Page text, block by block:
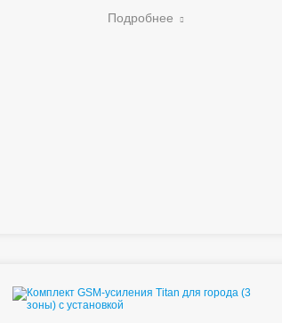
Подробнее